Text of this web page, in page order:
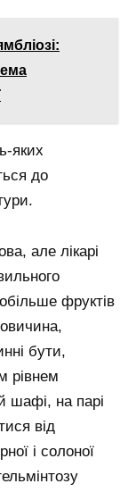
яких
до
але лікарі
фруктів
бути,
рівнем
шафі, на парі
від
і солоної